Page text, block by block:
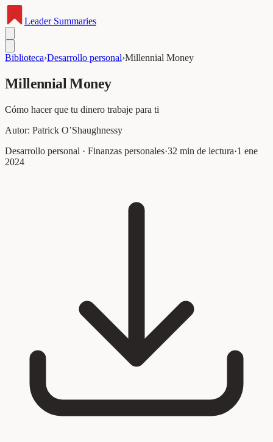
LeaderSummaries
Biblioteca›Desarrollo personal›Millennial Money
Millennial Money
Cómo hacer que tu dinero trabaje para ti
Autor: Patrick O’Shaughnessy
Desarrollo personal · Finanzas personales·32 min de lectura·1 ene
2024